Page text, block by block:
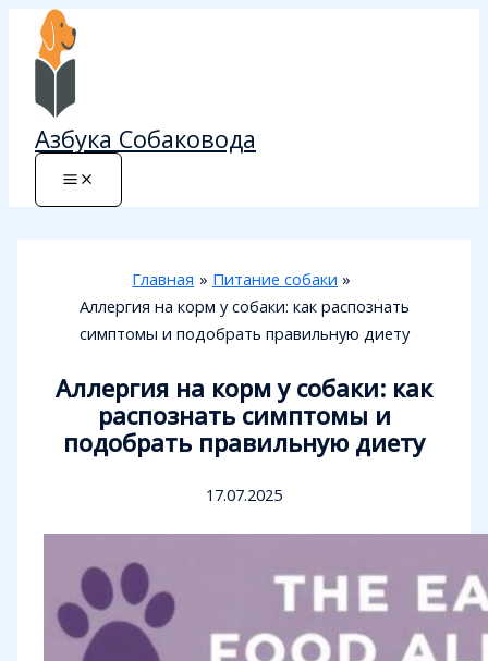
Перейти
содержимому
Азбука Собаковода
Главная
Питание собаки
Аллергия на корм у собаки: как распознать
симптомы и подобрать правильную диету
Аллергия на корм у собаки: как
распознать симптомы и
подобрать правильную диету
17.07.2025